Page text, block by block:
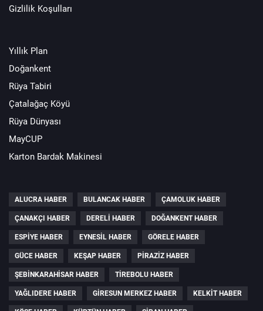
Gizlilik Koşulları
Yıllık Plan
Doğankent
Rüya Tabiri
Çatalağaç Köyü
Rüya Dünyası
MayCUP
Karton Bardak Makinesi
ALUCRA HABER BULANCAK HABER ÇAMOLUK HABER
ÇANAKÇI HABER DERELI HABER DOĞANKENT HABER
ESPIYE HABER EYNESIL HABER GÖRELE HABER
GÜCE HABER KEŞAP HABER PIRAZIZ HABER
ŞEBINKARAHISAR HABER TIREBOLU HABER
YAĞLIDERE HABER GIRESUN MERKEZ HABER KELKIT HABER